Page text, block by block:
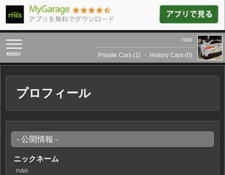
toggle
navigation
nao
Private Cars (1) ・ History Cars (0)
プロフィール
- 公開情報 -
ニックネーム
nao